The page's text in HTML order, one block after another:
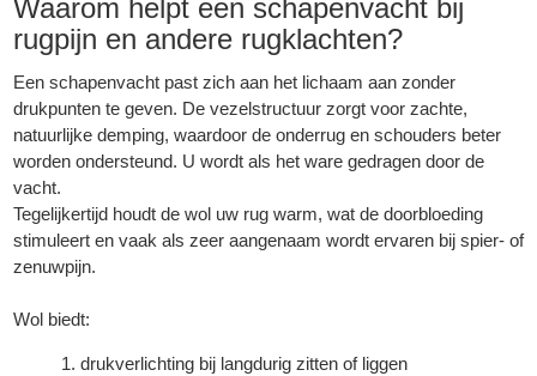
Waarom helpt een schapenvacht bij
rugpijn en andere rugklachten?
Een schapenvacht past zich aan het lichaam aan zonder
drukpunten te geven. De vezelstructuur zorgt voor zachte,
natuurlijke demping, waardoor de onderrug en schouders beter
worden ondersteund. U wordt als het ware gedragen door de
vacht.
Tegelijkertijd houdt de wol uw rug warm, wat de doorbloeding
stimuleert en vaak als zeer aangenaam wordt ervaren bij spier- of
zenuwpijn.
Wol biedt:
drukverlichting bij langdurig zitten of liggen